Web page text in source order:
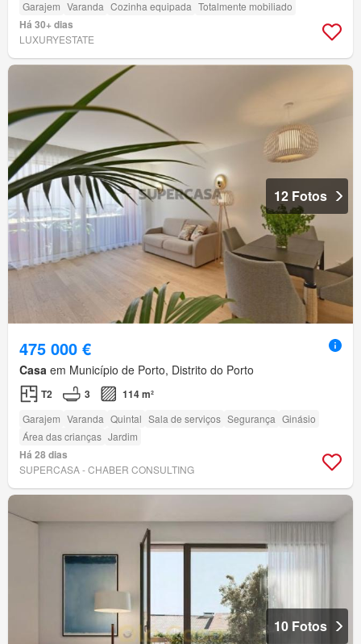
Garajem Varanda Cozinha equipada Totalmente mobiliado
Há 30+ dias
LUXURYESTATE
12 Fotos
475 000 €
Casa em Município de Porto, Distrito do Porto
T2 3 114 m²
Garajem Varanda Quintal Sala de serviços Segurança Ginásio
Área das crianças Jardim
Há 28 dias
SUPERCASA - CHABER CONSULTING
10 Fotos